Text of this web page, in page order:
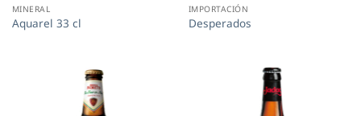
MINERAL
Aquarel 33 cl
IMPORTACIÓN
Desperados